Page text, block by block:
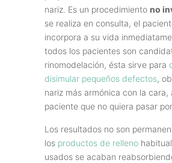
nariz. Es un procedimiento no
se realiza en consulta, el
incorpora a su vida
todos los pacientes son
rinomodelación, ésta sirve para
disimular pequeños defectos,
nariz más armónica con la cara,
paciente que no quiera pasar
Los resultados no son
los productos de relleno
usados se acaban